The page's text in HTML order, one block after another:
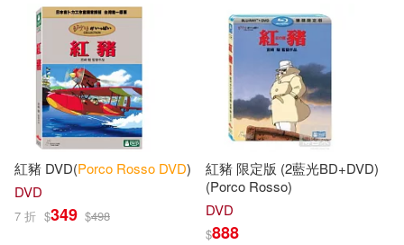
出版社 (可複選)
得利影視(2)
配送方式 (可複選)
紅豬 DVD(Porco Rosso DVD)
DVD
7 折 $349 $498
紅豬 限定版 (2藍光BD+DVD)
(Porco Rosso)
DVD
$888